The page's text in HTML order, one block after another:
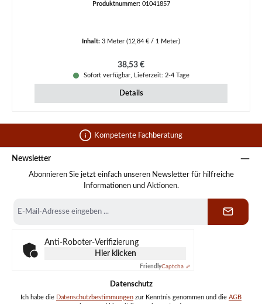
Produktnummer: 01041857
Inhalt: 3 Meter (12,84 € / 1 Meter)
Regulärer Preis:
38,53 €
Sofort verfügbar, Lieferzeit: 2-4 Tage
Details
Kompetente Fachberatung
Newsletter
Abonnieren Sie jetzt einfach unseren Newsletter für hilfreiche
Informationen und Aktionen.
Mail-
Anti-Roboter-Verifizierung
Hier klicken
FriendlyCaptcha ⇗
Datenschutz
Ich habe die Datenschutzbestimmungen zur Kenntnis genommen und die AGB